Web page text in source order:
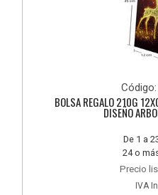
Código:
BOLSA REGALO 210G
DISEÑO
De 1 a
24 o
Precio
IVA